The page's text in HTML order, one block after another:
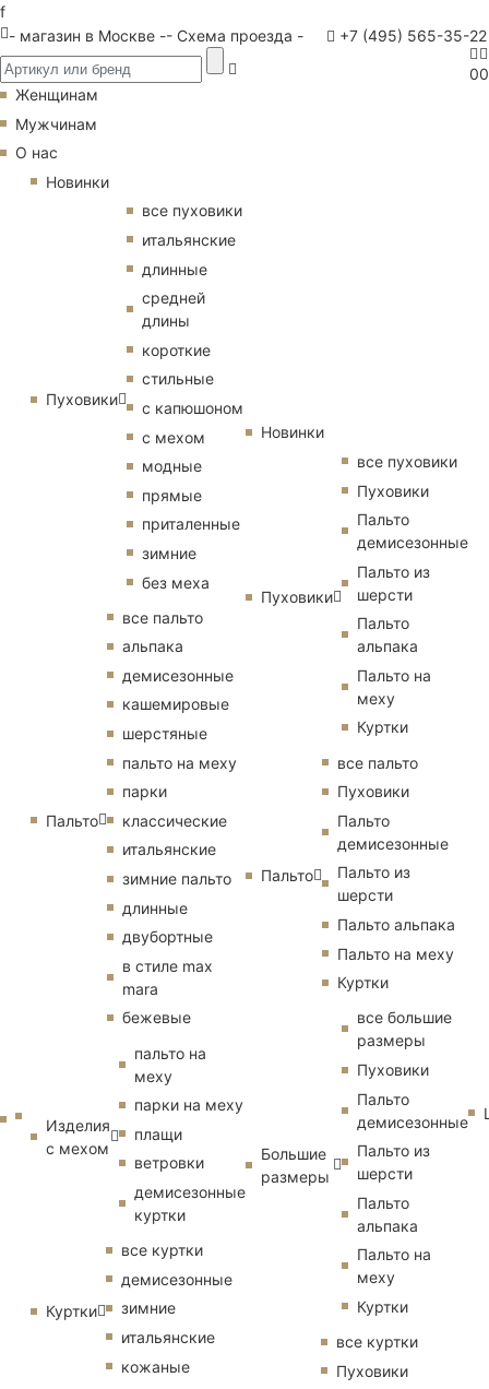
f
- магазин в Москве -- Схема проезда - +7 (495) 565-35-22
00
Женщинам
Мужчинам
О нас
Новинки
Пуховики
все пуховики
итальянские
длинные
средней
длины
короткие
стильные
с капюшоном
с мехом
модные
прямые
приталенные
зимние
без меха
Пальто
все пальто
альпака
демисезонные
кашемировые
шерстяные
пальто на меху
парки
классические
итальянские
зимние пальто
длинные
двубортные
в стиле max
mara
бежевые
Изделия
с мехом
пальто на
меху
парки на меху
плащи
ветровки
демисезонные
куртки
Куртки
все куртки
демисезонные
зимние
итальянские
кожаные
Новинки
Пуховики
все пуховики
Пуховики
Пальто
демисезонные
Пальто из
шерсти
Пальто
альпака
Пальто на
меху
Куртки
Пальто
все пальто
Пуховики
Пальто
демисезонные
Пальто из
шерсти
Пальто альпака
Пальто на меху
Куртки
Большие
размеры
все большие
размеры
Пуховики
Пальто
демисезонные
Пальто из
шерсти
Пальто
альпака
Пальто на
меху
Куртки
все куртки
Пуховики